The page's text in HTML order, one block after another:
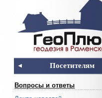
Посетителям
Вопросы и ответы